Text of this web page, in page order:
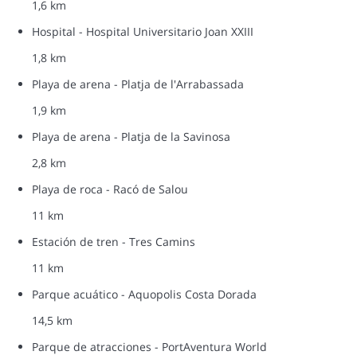
1,6 km
Hospital - Hospital Universitario Joan XXIII
1,8 km
Playa de arena - Platja de l'Arrabassada
1,9 km
Playa de arena - Platja de la Savinosa
2,8 km
Playa de roca - Racó de Salou
11 km
Estación de tren - Tres Camins
11 km
Parque acuático - Aquopolis Costa Dorada
14,5 km
Parque de atracciones - PortAventura World